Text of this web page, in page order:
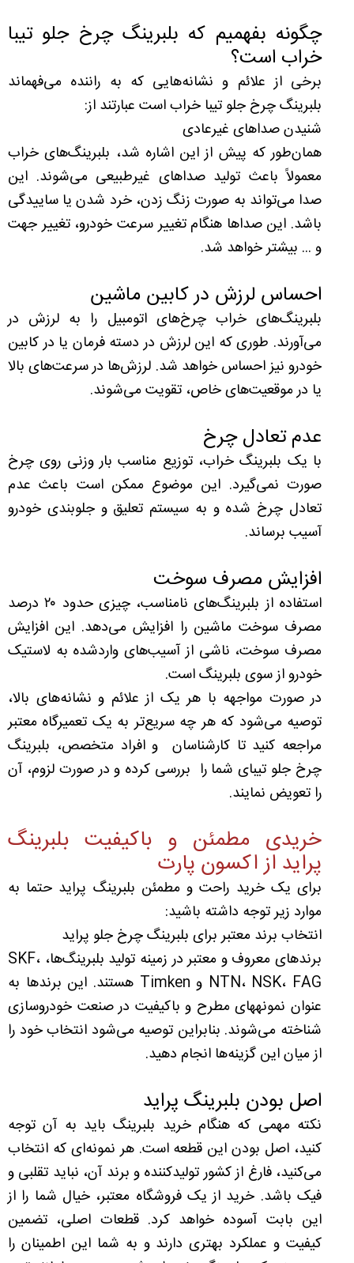
چگونه بفهمیم که بلبرینگ چرخ جلو تیبا
خراب است؟
برخی از علائم و نشانه‌هایی که به راننده می‌فهماند
بلبرینگ چرخ جلو تیبا خراب است عبارتند از:
شنیدن صداهای غیرعادی
همان‌طور که پیش از این اشاره شد، بلبرینگ‌های خراب
معمولاً باعث تولید صداهای غیر‌طبیعی می‌شوند. این
صدا می‌تواند به صورت زنگ زدن، خرد شدن یا ساییدگی
باشد. این صداها هنگام تغییر سرعت خودرو، تغییر جهت
و ... بیشتر خواهد شد.
احساس لرزش در کابین ماشین
بلبرینگ‌های خراب چرخ‌های اتومبیل را به لرزش در
می‌آورند. طوری که این لرزش در دسته فرمان یا در کابین
خودرو نیز احساس خواهد شد. لرزش‌ها در سرعت‌های بالا
یا در موقعیت‌های خاص، تقویت می‌شوند.
عدم تعادل چرخ
با یک بلبرینگ‌ خراب، توزیع مناسب بار وزنی روی چرخ
صورت نمی‌گیرد. این موضوع ممکن است باعث عدم
تعادل چرخ شده و به سیستم تعلیق و جلوبندی خودرو
آسیب برساند.
افزایش مصرف سوخت
استفاده از بلبرینگ‌های نامناسب، چیزی حدود ۲۰ درصد
مصرف سوخت ماشین را افزایش می‌دهد. این افزایش
مصرف سوخت، ناشی از آسیب‌های وارد‌شده به لاستیک
خودرو از سوی بلبرینگ است.
در صورت مواجهه با هر یک از علائم و نشانه‌های بالا،
توصیه می‌شود که هر چه سریع‌تر به یک تعمیرگاه معتبر
مراجعه کنید تا کارشناسان و افراد متخصص، بلبرینگ
چرخ جلو تیبای شما را بررسی کرده و در صورت لزوم، آن
را تعویض نمایند.
خریدی مطمئن و باکیفیت بلبرینگ
پراید از اکسون پارت
برای یک خرید راحت و مطمئن بلبرینگ پراید حتما به
موارد زیر توجه داشته باشید:
انتخاب برند معتبر برای بلبرینگ چرخ جلو پراید
برندهای معروف و معتبر در زمینه تولید بلبرینگ‌ها، SKF،
NTN، NSK، FAG و Timken هستند. این برندها به
عنوان نمونه‎های مطرح و با‌کیفیت در صنعت خودروسازی
شناخته می‌شوند. بنابراین توصیه می‌شود انتخاب خود را
از میان این گزینه‌ها انجام دهید.
اصل بودن بلبرینگ پراید
نکته مهمی که هنگام خرید بلبرینگ باید به آن توجه
کنید، اصل بودن این قطعه است. هر نمونه‌ای که انتخاب
می‌کنید، فارغ از کشور تولیدکننده و برند آن، نباید تقلبی و
فیک باشد. خرید از یک فروشگاه معتبر، خیال شما را از
این بابت آسوده خواهد کرد. قطعات اصلی، تضمین
کیفیت و عملکرد بهتری دارند و به شما این اطمینان را